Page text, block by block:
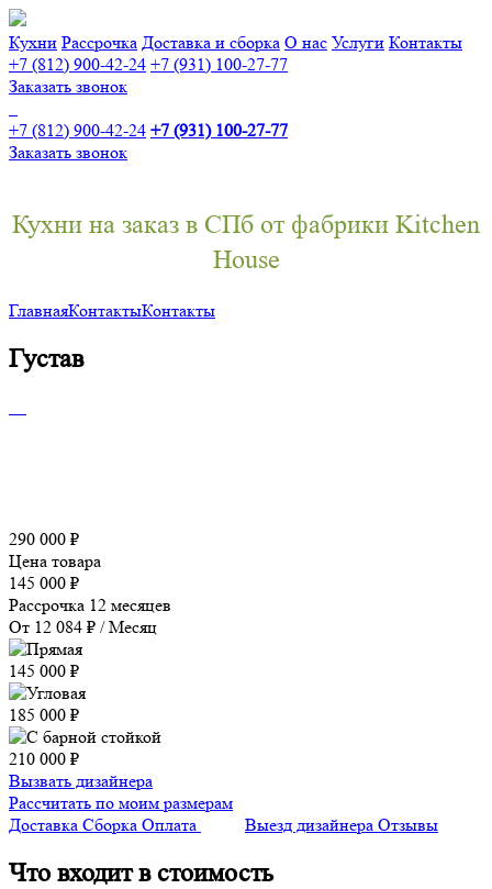
Кухни Рассрочка Доставка и сборка О нас Услуги Контакты
+7 (812) 900-42-24 +7 (931) 100-27-77
Заказать звонок
+7 (812) 900-42-24 +7 (931) 100-27-77
Заказать звонок
Кухни на заказ в СПб от фабрики Kitchen
House
ГлавнаяКонтактыКонтакты
Густав
290 000 ₽
Цена товара
145 000 ₽
Рассрочка 12 месяцев
От 12 084 ₽ / Месяц
145 000 ₽
185 000 ₽
210 000 ₽
Вызвать дизайнера
Рассчитать по моим размерам
Доставка Сборка Оплата Выезд дизайнера Отзывы
Что входит в стоимость